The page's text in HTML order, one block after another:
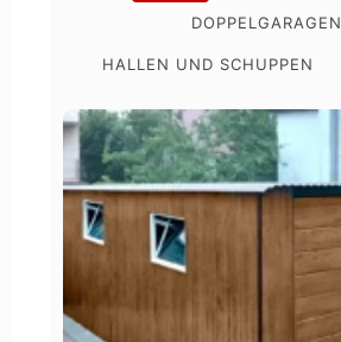
DOPPELGARAGEN
HALLEN UND SCHUPPEN